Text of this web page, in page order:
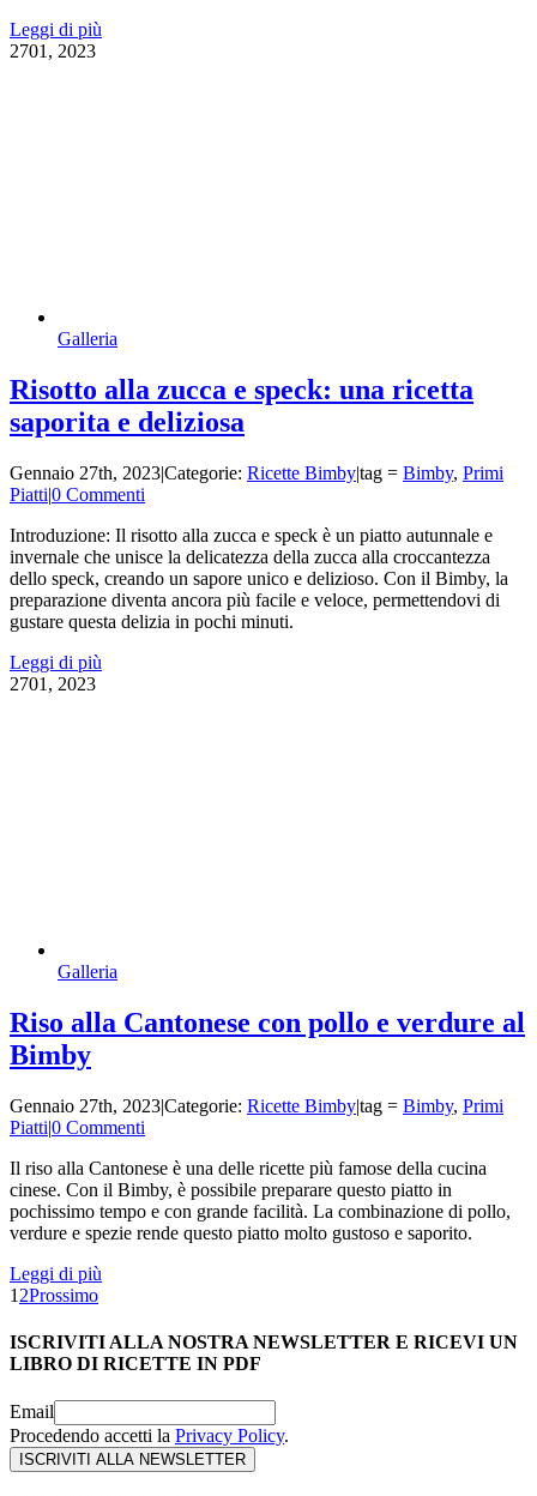
Leggi di più
2701, 2023
Galleria
Risotto alla zucca e speck: una ricetta
saporita e deliziosa
Gennaio 27th, 2023|Categorie: Ricette Bimby|tag = Bimby, Primi
Piatti|0 Commenti
Introduzione: Il risotto alla zucca e speck è un piatto autunnale e
invernale che unisce la delicatezza della zucca alla croccantezza
dello speck, creando un sapore unico e delizioso. Con il Bimby, la
preparazione diventa ancora più facile e veloce, permettendovi di
gustare questa delizia in pochi minuti.
Leggi di più
2701, 2023
Galleria
Riso alla Cantonese con pollo e verdure al
Bimby
Gennaio 27th, 2023|Categorie: Ricette Bimby|tag = Bimby, Primi
Piatti|0 Commenti
Il riso alla Cantonese è una delle ricette più famose della cucina
cinese. Con il Bimby, è possibile preparare questo piatto in
pochissimo tempo e con grande facilità. La combinazione di pollo,
verdure e spezie rende questo piatto molto gustoso e saporito.
Leggi di più
1 2Prossimo
ISCRIVITI ALLA NOSTRA NEWSLETTER E RICEVI UN
LIBRO DI RICETTE IN PDF
Email
Procedendo accetti la Privacy Policy.